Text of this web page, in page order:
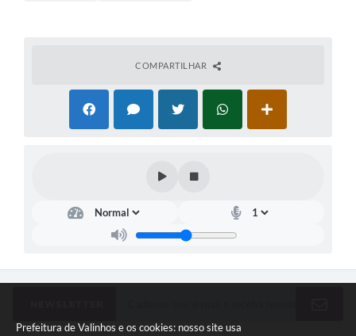
Prefeitura de Valinhos e os cookies: nosso site usa
COMPARTILHAR